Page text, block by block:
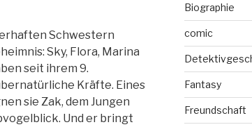
Schwestern
Sky, Flora, Marina
seit ihrem 9.
Kräfte. Eines
sie Zak, dem Jungen
Und er bringt
Biographie
comic
Fantasy
Freundschaft